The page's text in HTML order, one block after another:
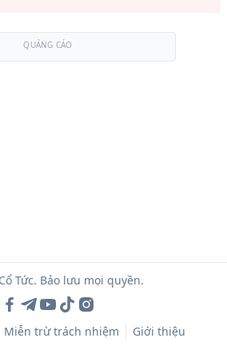
QUẢNG CÁO
Tức. Bảo lưu mọi quyền.
Miễn trừ trách nhiệm Giới thiệu